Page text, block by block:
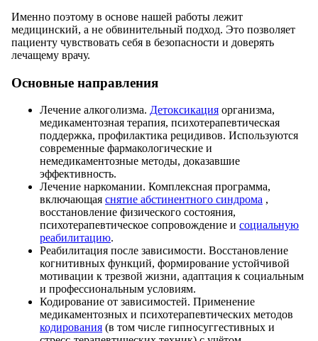
Именно поэтому в основе нашей работы лежит
медицинский, а не обвинительный подход. Это позволяет
пациенту чувствовать себя в безопасности и доверять
лечащему врачу.
Основные направления
Лечение алкоголизма. Детоксикация организма,
медикаментозная терапия, психотерапевтическая
поддержка, профилактика рецидивов. Используются
современные фармакологические и
немедикаментозные методы, доказавшие
эффективность.
Лечение наркомании. Комплексная программа,
включающая снятие абстинентного синдрома ,
восстановление физического состояния,
психотерапевтическое сопровождение и социальную
реабилитацию.
Реабилитация после зависимости. Восстановление
когнитивных функций, формирование устойчивой
мотивации к трезвой жизни, адаптация к социальным
и профессиональным условиям.
Кодирование от зависимостей. Применение
медикаментозных и психотерапевтических методов
кодирования (в том числе гипносуггестивных и